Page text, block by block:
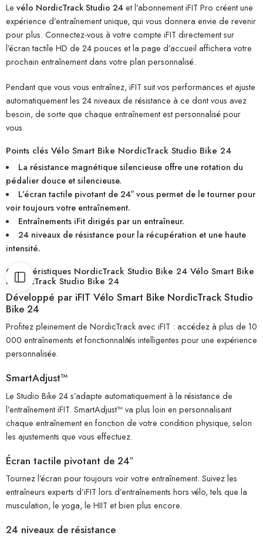
Le vélo NordicTrack Studio 24et l’abonnement iFIT Pro créent une
expérience d’entraînement unique, qui vous donnera envie de revenir
pour plus. Connectez-vous à votre compte iFIT directement sur
l’écran tactile HD de 24 pouces et la page d’accueil affichera votre
prochain entraînement dans votre plan personnalisé.
Pendant que vous vous entraînez, iFIT suit vos performances et ajuste
automatiquement les 24 niveaux de résistance à ce dont vous avez
besoin, de sorte que chaque entraînement est personnalisé pour
vous.
Points clés Vélo Smart Bike NordicTrack Studio Bike 24
La résistance magnétique silencieuse offre une rotation du
pédalier douce et silencieuse.
L’écran tactile pivotant de 24″ vous permet de le tourner pour
voir toujours votre entraînement.
Entraînements iFit dirigés par un entraîneur.
24 niveaux de résistance pour la récupération et une haute
intensité.
Caractéristiques NordicTrack Studio Bike 24 Vélo Smart Bike
NordicTrack Studio Bike 24
Développé par iFIT Vélo Smart Bike NordicTrack Studio
Bike 24
Profitez pleinement de NordicTrack avec iFIT : accédez à plus de 10
000 entraînements et fonctionnalités intelligentes pour une expérience
personnalisée.
SmartAdjust™
Le Studio Bike 24 s’adapte automatiquement à la résistance de
l’entraînement iFIT. SmartAdjust™ va plus loin en personnalisant
chaque entraînement en fonction de votre condition physique, selon
les ajustements que vous effectuez.
Écran tactile pivotant de 24″
Tournez l’écran pour toujours voir votre entraînement. Suivez les
entraîneurs experts d’iFIT lors d’entraînements hors vélo, tels que la
musculation, le yoga, le HIIT et bien plus encore.
24 niveaux de résistance